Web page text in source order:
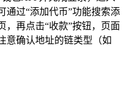
通过“添加代币”功能搜索添
，再点击“收款”按钮，页面
意确认地址的链类型（如